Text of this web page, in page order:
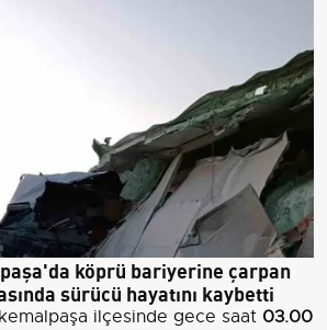
köprü bariyerine çarpan
sürücü hayatını kaybetti
ilçesinde gece saat 03.00